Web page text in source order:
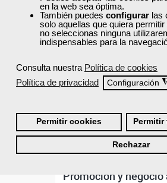
en la web sea óptima.
También puedes configurar las
solo aquellas que quiera
no seleccionas ninguna
indispensables para la
Consulta nuestra Política de cookies
Política de privacidad
Configuración
Permitir cookies
Rechazar
ONLINE
Cursos Femxa
Promoción y negocio